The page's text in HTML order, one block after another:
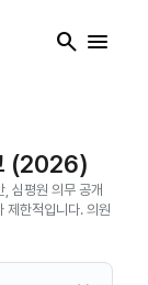
search menu
(2026)
심평원 의무 공개
제한적입니다. 의원